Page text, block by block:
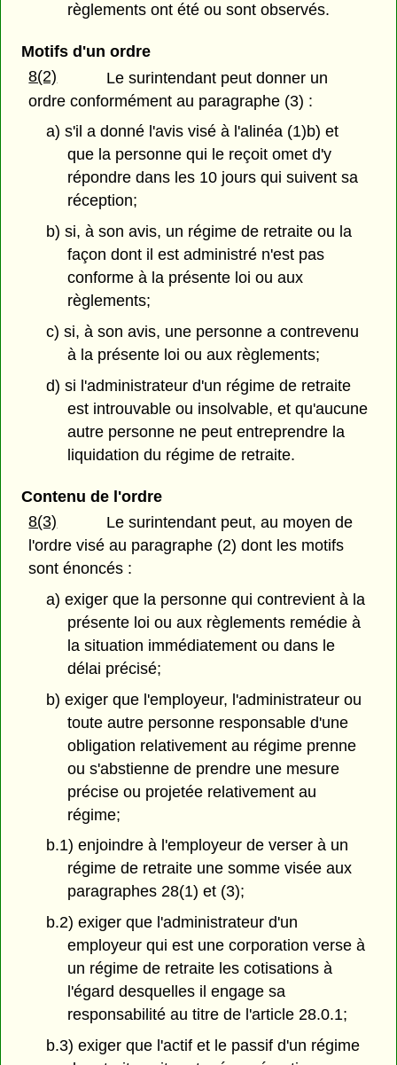
règlements ont été ou sont observés.
Motifs d'un ordre
8(2)
Le surintendant peut donner un
ordre conformément au paragraphe (3) :
a) s'il a donné l'avis visé à l'alinéa (1)b) et
que la personne qui le reçoit omet d'y
répondre dans les 10 jours qui suivent sa
réception;
b) si, à son avis, un régime de retraite ou la
façon dont il est administré n'est pas
conforme à la présente loi ou aux
règlements;
c) si, à son avis, une personne a contrevenu
à la présente loi ou aux règlements;
d) si l'administrateur d'un régime de retraite
est introuvable ou insolvable, et qu'aucune
autre personne ne peut entreprendre la
liquidation du régime de retraite.
Contenu de l'ordre
8(3)
Le surintendant peut, au moyen de
l'ordre visé au paragraphe (2) dont les motifs
sont énoncés :
a) exiger que la personne qui contrevient à la
présente loi ou aux règlements remédie à
la situation immédiatement ou dans le
délai précisé;
b) exiger que l'employeur, l'administrateur ou
toute autre personne responsable d'une
obligation relativement au régime prenne
ou s'abstienne de prendre une mesure
précise ou projetée relativement au
régime;
b.1) enjoindre à l'employeur de verser à un
régime de retraite une somme visée aux
paragraphes 28(1) et (3);
b.2) exiger que l'administrateur d'un
employeur qui est une corporation verse à
un régime de retraite les cotisations à
l'égard desquelles il engage sa
responsabilité au titre de l'article 28.0.1;
b.3) exiger que l'actif et le passif d'un régime